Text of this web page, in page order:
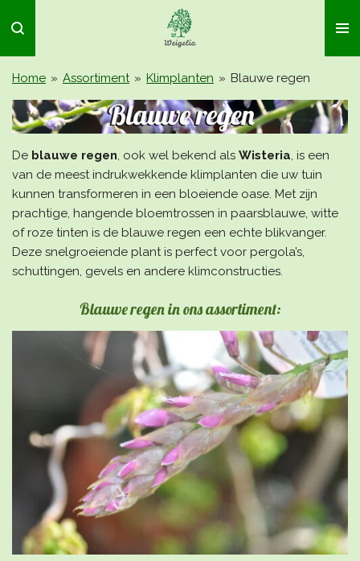
direct
naar
de
Home » Assortiment » Klimplanten » Blauwe regen
De blauwe regen, ook wel bekend als Wisteria, is een
van de meest indrukwekkende klimplanten die uw tuin
kunnen transformeren in een bloeiende oase. Met zijn
prachtige, hangende bloemtrossen in paarsblauwe, witte
of roze tinten is de blauwe regen een echte blikvanger.
Deze snelgroeiende plant is perfect voor pergola’s,
schuttingen, gevels en andere klimconstructies.
Blauwe regen in ons assortiment: